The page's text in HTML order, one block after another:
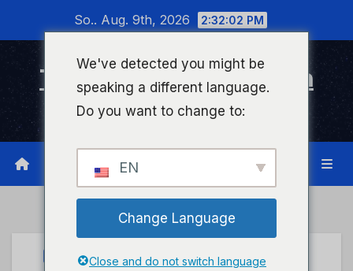
wechseln
So.. Aug. 9th, 2026 2:32:03 PM
Timeline Bad Kreuznach
Infonetzwerk für Bad Kreuznach
PRESSEPORTAL
We've detected you might be
speaking a different language.
Do you want to change to:
EN
Change Language
Close and do not switch language